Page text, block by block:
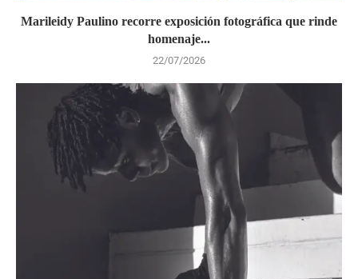
Marileidy Paulino recorre exposición fotográfica que rinde
homenaje...
22/07/2026